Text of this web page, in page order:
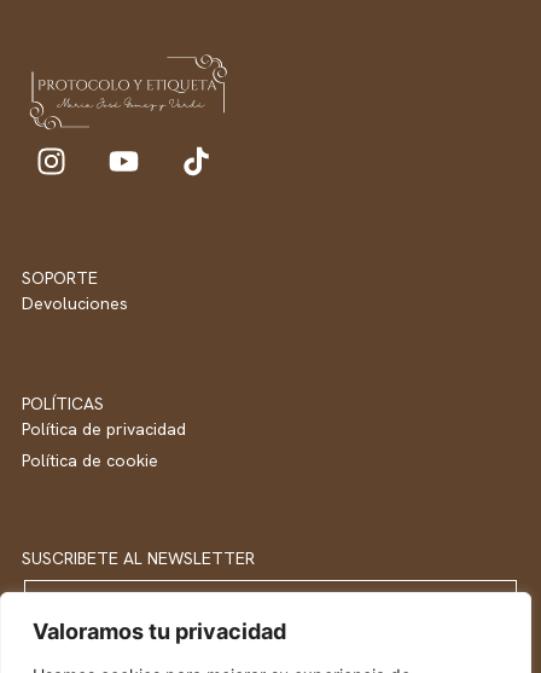
Valoramos tu privacidad
SOPORTE
Devoluciones
POLÍTICAS
Política de privacidad
Política de cookie
SUSCRIBETE AL NEWSLETTER
Email